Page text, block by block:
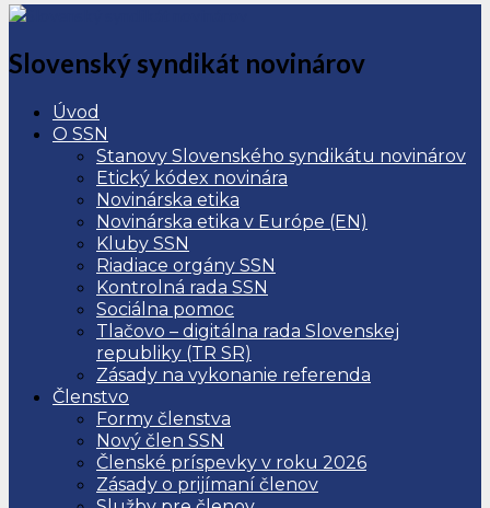
Slovenský syndikát novinárov
Úvod
O SSN
Stanovy Slovenského syndikátu novinárov
Etický kódex novinára
Novinárska etika
Novinárska etika v Európe (EN)
Kluby SSN
Riadiace orgány SSN
Kontrolná rada SSN
Sociálna pomoc
Tlačovo – digitálna rada Slovenskej
republiky (TR SR)
Zásady na vykonanie referenda
Členstvo
Formy členstva
Nový člen SSN
Členské príspevky v roku 2026
Zásady o prijímaní členov